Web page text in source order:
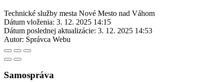
Technické služby mesta Nové Mesto nad Váhom
Dátum vloženia: 3. 12. 2025 14:15
Dátum poslednej aktualizácie: 3. 12. 2025 14:53
Autor: Správca Webu
Samospráva